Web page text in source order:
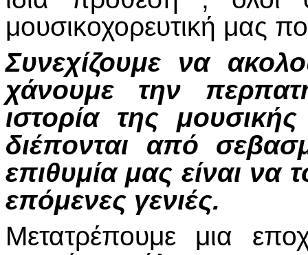
μουσικοχορευτική μας
Συνεχίζουμε να
χάνουμε την
ιστορία της
διέπονται από
επιθυμία μας είναι
επόμενες γενιές.
Μετατρέπουμε μια